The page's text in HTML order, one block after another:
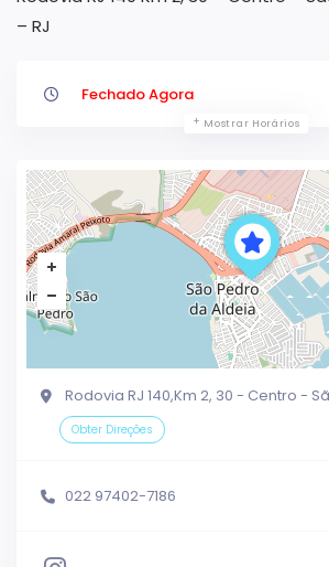
– RJ
Fechado Agora
Mostrar Horários
Rodovia RJ 140,Km 2, 30 - Centro -
Obter Direções
022 97402-7186